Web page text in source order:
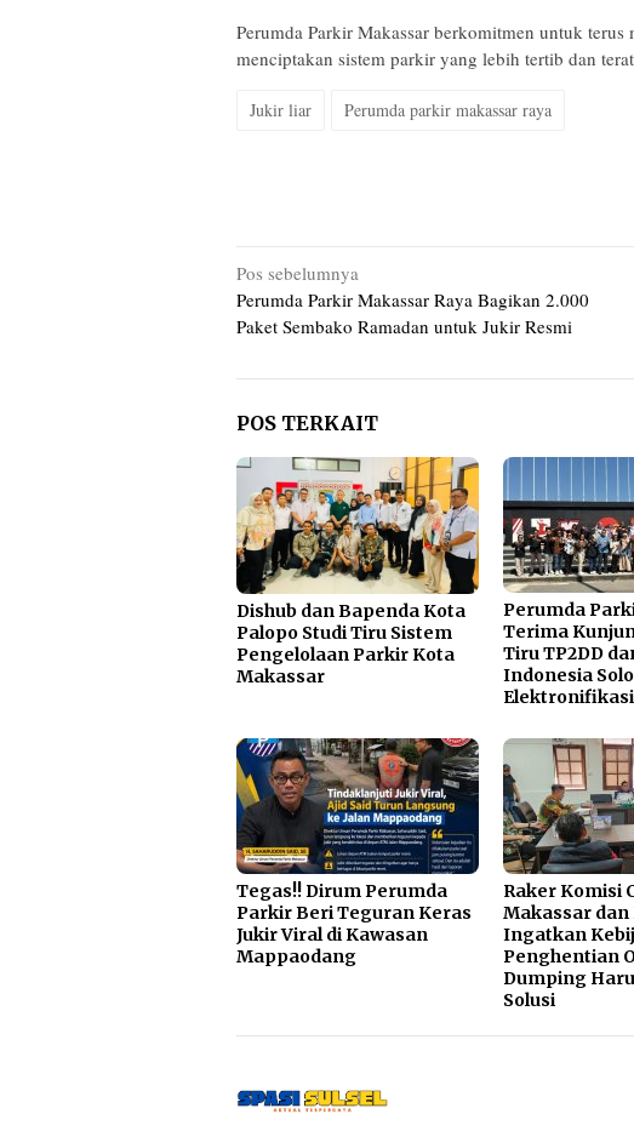
Perumda Parkir Makassar berkomitmen untuk
menciptakan sistem parkir yang lebih tertib dan
Jukir liar Perumda parkir makassar raya
Navigasi
pos
Pos sebelumnya
Perumda Parkir Makassar Raya Bagikan 2.000
Paket Sembako Ramadan untuk Jukir Resmi
POS TERKAIT
Dishub dan Bapenda Kota
Palopo Studi Tiru Sistem
Pengelolaan Parkir Kota
Makassar
Perumda
Terima
Tiru TP2DD
Indonesia
Tegas!! Dirum Perumda
Parkir Beri Teguran Keras
Jukir Viral di Kawasan
Mappaodang
Raker Komisi
Makassar dan
Ingatkan
Penghentian
Dumping
Solusi